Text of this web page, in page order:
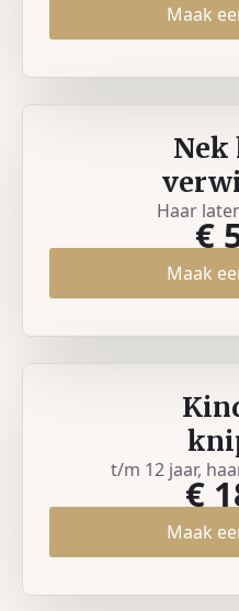
Maak
Nek
Haar
€
Maak
t/m 12 jaar,
€
Maak